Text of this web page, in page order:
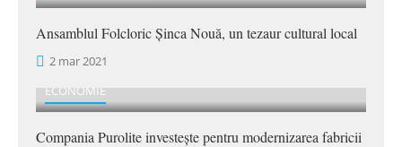
Ansamblul Folcloric Șinca Nouă, un tezaur cultural local
2 mar 2021
ECONOMIE
Compania Purolite investește pentru modernizarea fabricii